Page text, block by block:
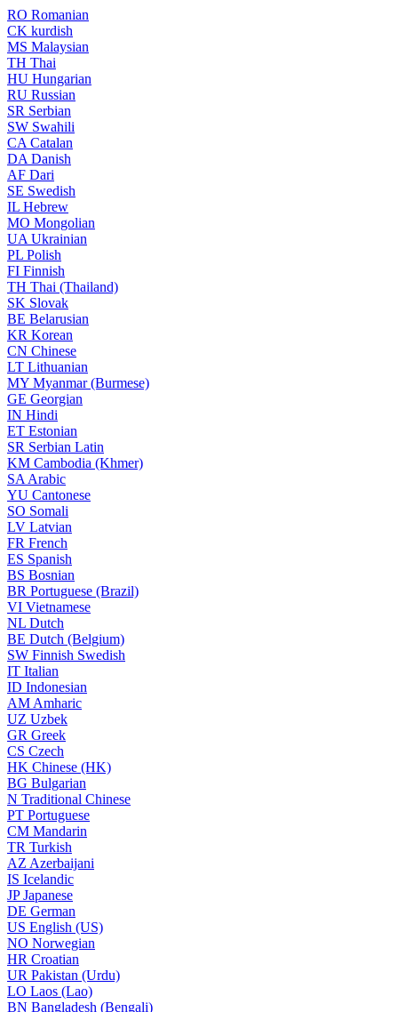
RO Romanian
CK kurdish
MS Malaysian
TH Thai
HU Hungarian
RU Russian
SR Serbian
SW Swahili
CA Catalan
DA Danish
AF Dari
SE Swedish
IL Hebrew
MO Mongolian
UA Ukrainian
PL Polish
FI Finnish
TH Thai (Thailand)
SK Slovak
BE Belarusian
KR Korean
CN Chinese
LT Lithuanian
MY Myanmar (Burmese)
GE Georgian
IN Hindi
ET Estonian
SR Serbian Latin
KM Cambodia (Khmer)
SA Arabic
YU Cantonese
SO Somali
LV Latvian
FR French
ES Spanish
BS Bosnian
BR Portuguese (Brazil)
VI Vietnamese
NL Dutch
BE Dutch (Belgium)
SW Finnish Swedish
IT Italian
ID Indonesian
AM Amharic
UZ Uzbek
GR Greek
CS Czech
HK Chinese (HK)
BG Bulgarian
N Traditional Chinese
PT Portuguese
CM Mandarin
TR Turkish
AZ Azerbaijani
IS Icelandic
JPJapanese
DE German
US English (US)
NO Norwegian
HR Croatian
UR Pakistan (Urdu)
LO Laos (Lao)
BN Bangladesh (Bengali)